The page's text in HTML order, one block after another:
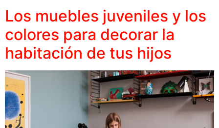
Los muebles juveniles y los
colores para decorar la
habitación de tus hijos